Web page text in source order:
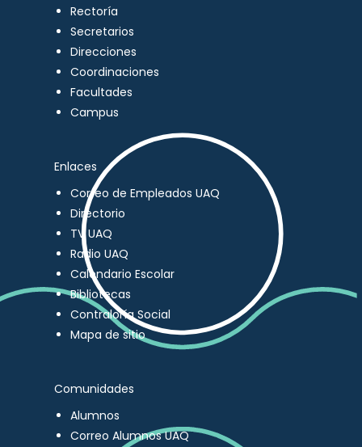
Rectoría
Secretarios
Direcciones
Coordinaciones
Facultades
Campus
Enlaces
Correo de Empleados UAQ
Directorio
TV UAQ
Radio UAQ
Calendario Escolar
Bibliotecas
Contraloría Social
Mapa de sitio
Comunidades
Alumnos
Correo Alumnos UAQ